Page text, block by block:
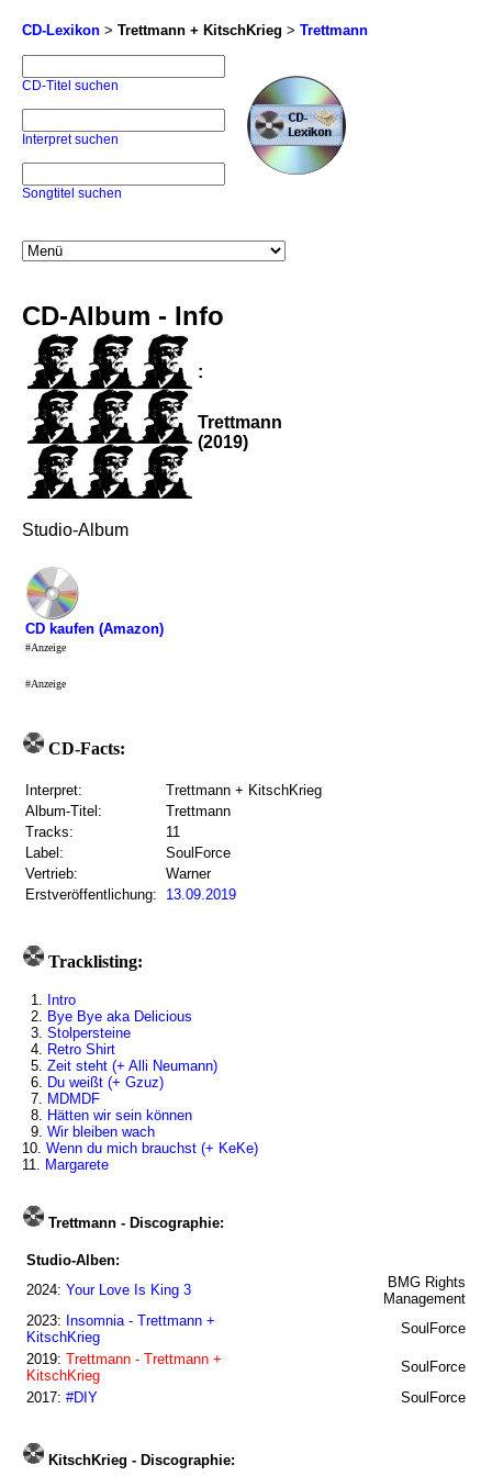
CD-Lexikon > Trettmann + KitschKrieg > Trettmann
CD-Titel suchen
Interpret suchen
Songtitel suchen
CD-Album - Info
:
Trettmann
(2019)
Studio-Album
CD kaufen (Amazon)
#Anzeige
#Anzeige
CD-Facts:
Interpret:
Trettmann + KitschKrieg
Album-Titel:
Trettmann
Tracks:
11
Label:
SoulForce
Vertrieb:
Warner
Erstveröffentlichung:
13.09.2019
Tracklisting:
1. Intro
2. Bye Bye aka Delicious
3. Stolpersteine
4. Retro Shirt
5. Zeit steht (+ Alli Neumann)
6. Du weißt (+ Gzuz)
7. MDMDF
8. Hätten wir sein können
9. Wir bleiben wach
10. Wenn du mich brauchst (+ KeKe)
11. Margarete
Trettmann - Discographie:
Studio-Alben:
2024: Your Love Is King 3
BMG Rights
Management
2023: Insomnia - Trettmann +
KitschKrieg
SoulForce
2019: Trettmann - Trettmann +
KitschKrieg
SoulForce
2017: #DIY SoulForce
KitschKrieg - Discographie: